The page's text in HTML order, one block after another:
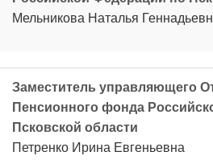
Мельникова Наталья
Заместитель управляющего
Пенсионного фонда
Псковской области
Петренко Ирина Евгеньевна